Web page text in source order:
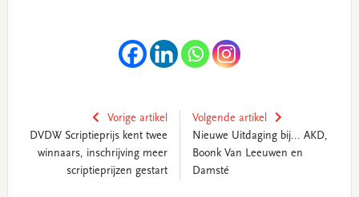
Vorige artikel
DVDW Scriptieprijs kent twee
winnaars, inschrijving meer
scriptieprijzen gestart
Volgende artikel
Nieuwe Uitdaging bij... AKD,
Boonk Van Leeuwen en
Damsté